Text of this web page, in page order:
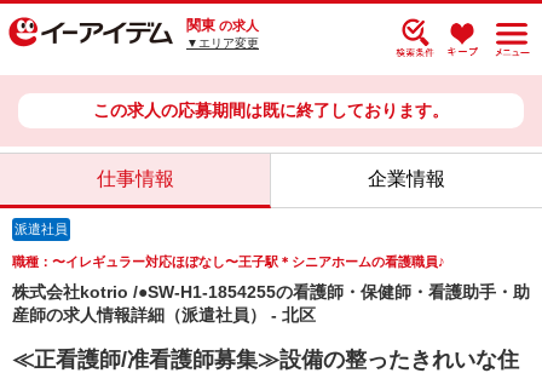
関東 の求人
▼エリア変更
この求人の応募期間は既に終了しております。
仕事情報 企業情報
派遣社員
職種：〜イレギュラー対応ほぼなし〜王子駅＊シニアホームの看護職員♪
株式会社kotrio /●SW-H1-1854255の看護師・保健師・看護助手・助
産師の求人情報詳細（派遣社員） - 北区
≪正看護師/准看護師募集≫設備の整ったきれいな住